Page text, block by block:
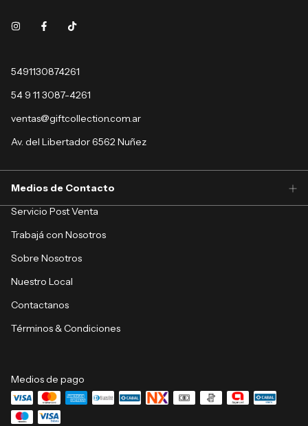
5491130874261
54 9 11 3087-4261
ventas@giftcollection.com.ar
Av. del Libertador 6562 Nuñez
Medios de Contacto
Servicio Post Venta
Trabajá con Nosotros
Sobre Nosotros
Nuestro Local
Contactanos
Términos & Condiciones
Medios de pago